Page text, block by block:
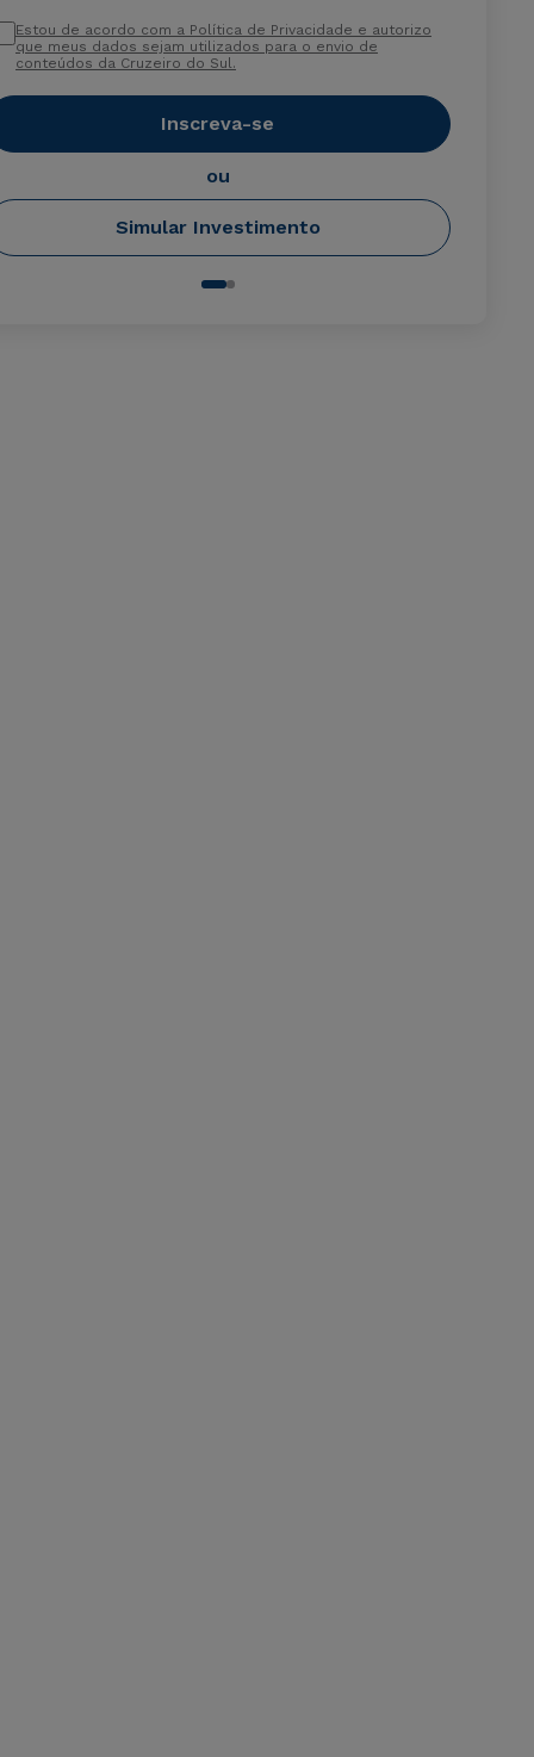
Estou de acordo com a Política de Privacidade e autorizo
que meus dados sejam utilizados para o envio de
conteúdos da Cruzeiro do Sul.
Inscreva-se
ou
Simular Investimento